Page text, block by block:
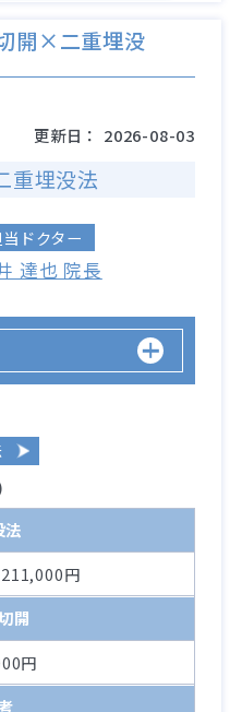
開×二重埋没
更新日： 2026-08-03
重埋没法
ドクター
達也 院長
法
円
開
円